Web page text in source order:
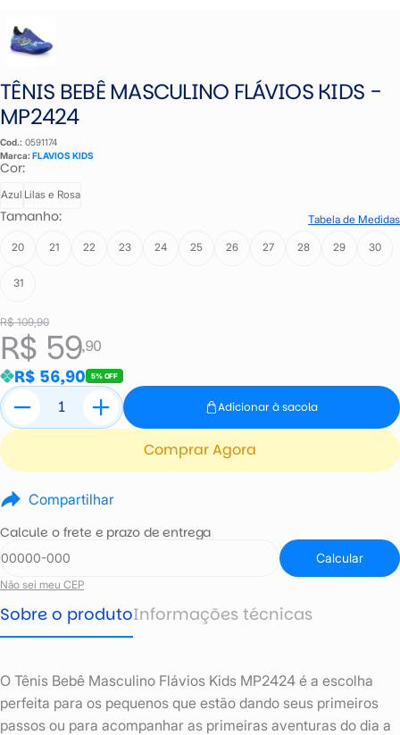
TÊNIS BEBÊ MASCULINO FLÁVIOS KIDS -
MP2424
Cod.: 0591174
Marca: FLAVIOS KIDS
R$ 109,90
R$ 59,90
R$ 56,90 5% OFF
Cor:
Azul Lilas e Rosa
Tamanho: Tabela de Medidas
20 21 22 23 24 25 26 27 28 29 30
31
Adicionar à sacola
Comprar Agora
Compartilhar
Calcule o frete e prazo de entrega
Calcular
Não sei meu CEP
Sobre o produtoInformações técnicas
O Tênis Bebê Masculino Flávios Kids MP2424 é a escolha
perfeita para os pequenos que estão dando seus primeiros
passos ou para acompanhar as primeiras aventuras do dia a